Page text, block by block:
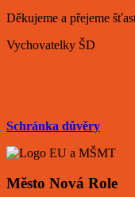
Děkujeme a přejeme
Vychovatelky ŠD
Schránka důvěry
Město Nová Role